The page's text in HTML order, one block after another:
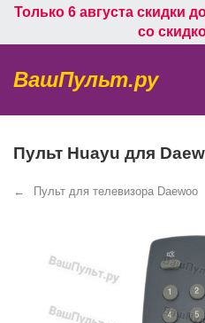
Только 6 августа скидки
со
ВашПульт.ру
Пульт Huayu для
Пульт для телевизора Daewoo